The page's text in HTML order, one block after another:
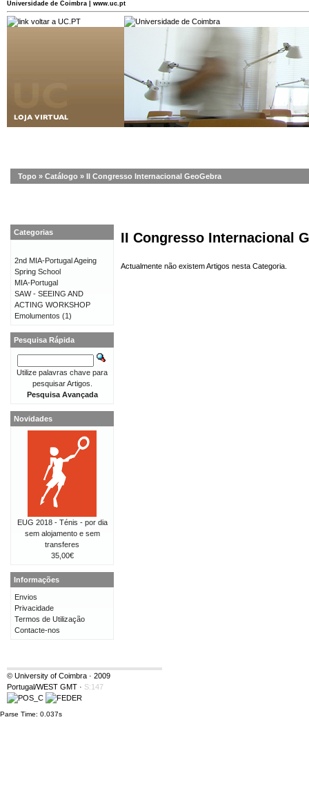
Universidade de Coimbra | www.uc.pt
Topo » Catálogo » II Congresso Internacional GeoGebra
II Congresso Internacional
Actualmente não existem Artigos nesta Categoria.
Categorias
2nd MIA-Portugal Ageing
Spring School
MIA-Portugal
SAW - SEEING AND
ACTING WORKSHOP
Emolumentos (1)
Pesquisa Rápida
Utilize palavras chave para
pesquisar Artigos.
Pesquisa Avançada
Novidades
EUG 2018 - Ténis - por dia
sem alojamento e sem
transferes
35,00€
Informações
Envios
Privacidade
Termos de Utilização
Contacte-nos
© University of Coimbra · 2009
Portugal/WEST GMT · S:147
Parse Time: 0.037s